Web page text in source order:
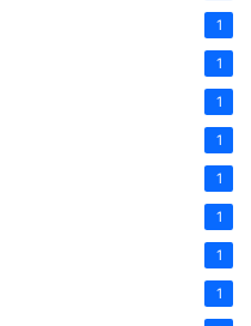
1
1
1
1
1
1
1
1